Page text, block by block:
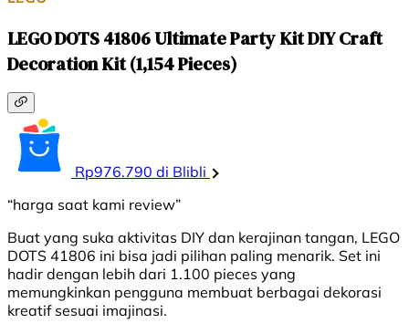
LEGO DOTS 41806 Ultimate Party Kit DIY Craft
Decoration Kit (1,154 Pieces)
Rp976.790 di Blibli
“harga saat kami review”
Buat yang suka aktivitas DIY dan kerajinan tangan, LEGO
DOTS 41806 ini bisa jadi pilihan paling menarik. Set ini
hadir dengan lebih dari 1.100 pieces yang
memungkinkan pengguna membuat berbagai dekorasi
kreatif sesuai imajinasi.